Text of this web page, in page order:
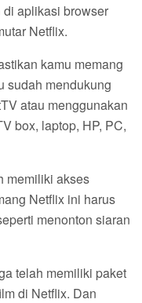
aplikasi browser
Netflix.
kamu memang
sudah mendukung
atau menggunakan
box, laptop, HP, PC,
memiliki akses
Netflix ini harus
menonton siaran
telah memiliki paket
di Netflix. Dan